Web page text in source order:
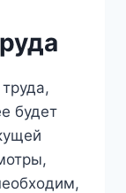
будет